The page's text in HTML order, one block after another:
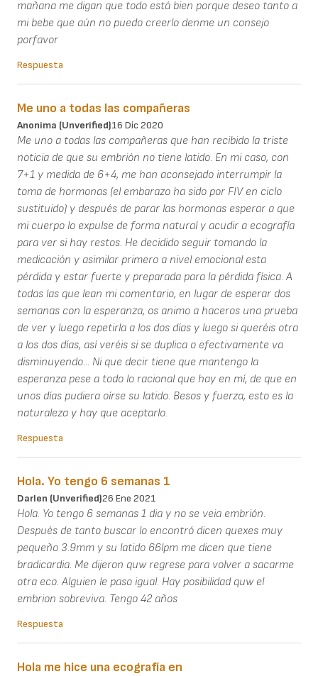
mañana me digan que todo está bien porque deseo tanto a
mi bebe que aún no puedo creerlo denme un consejo
porfavor
Respuesta
Me uno a todas las compañeras
Anonima (unverified)16 Dic 2020
Me uno a todas las compañeras que han recibido la triste
noticia de que su embrión no tiene latido. En mi caso, con
7+1 y medida de 6+4, me han aconsejado interrumpir la
toma de hormonas (el embarazo ha sido por FIV en ciclo
sustituido) y después de parar las hormonas esperar a que
mi cuerpo lo expulse de forma natural y acudir a ecografía
para ver si hay restos. He decidido seguir tomando la
medicación y asimilar primero a nivel emocional esta
pérdida y estar fuerte y preparada para la pérdida física. A
todas las que lean mi comentario, en lugar de esperar dos
semanas con la esperanza, os animo a haceros una prueba
de ver y luego repetirla a los dos días y luego si queréis otra
a los dos días, así veréis si se duplica o efectivamente va
disminuyendo... Ni que decir tiene que mantengo la
esperanza pese a todo lo racional que hay en mí, de que en
unos días pudiera oírse su latido. Besos y fuerza, esto es la
naturaleza y hay que aceptarlo.
Respuesta
Hola. Yo tengo 6 semanas 1
Darlen (unverified)26 Ene 2021
Hola. Yo tengo 6 semanas 1 dia y no se veia embrión.
Después de tanto buscar lo encontró dicen quexes muy
pequeño 3.9mm y su latido 66lpm me dicen que tiene
bradicardia. Me dijeron quw regrese para volver a sacarme
otra eco. Alguien le paso igual. Hay posibilidad quw el
embrion sobreviva. Tengo 42 años
Respuesta
Hola me hice una ecografía en